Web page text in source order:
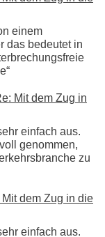
einem
das bedeutet in
Mit dem Zug in
einfach aus.
genommen,
zu
dem Zug in die
einfach aus.